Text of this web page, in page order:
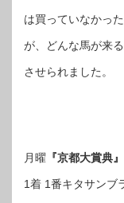
は買っていなかっ
が、どんな馬が来
させられました。
月曜 『京都大賞典』
1着 1番キタサンブ